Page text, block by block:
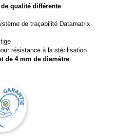
qualité différente
de traçabilité Datamatrix
résistance à la stérilisation
de 4 mm de diamètre